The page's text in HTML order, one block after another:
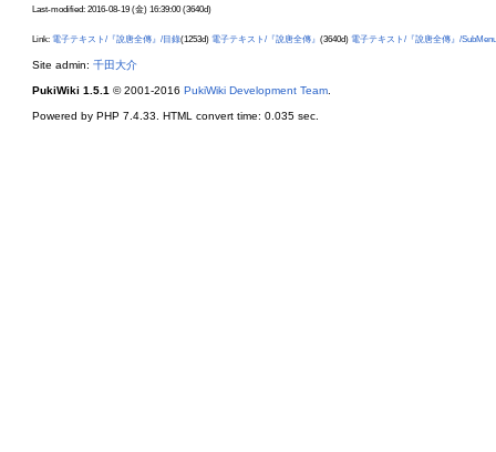
Last-modified: 2016-08-19 (金) 16:39:00 (3640d)
Link: 電子テキスト/『說唐全傳』/目錄(1253d) 電子テキスト/『說唐全傳』 (3640d) 電子テキスト/『說唐全傳』/SubMenu
Site admin: 千田大介
PukiWiki 1.5.1 © 2001-2016 PukiWiki Development Team
Powered by PHP 7.4.33. HTML convert time: 0.035 sec.